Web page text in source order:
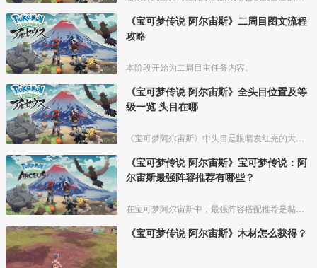
《宝可梦传说 阿尔宙斯》二周目图文流程
攻略
本阶段开始为二周目主任务内容。
《宝可梦传说 阿尔宙斯》全头目位置及等
级一览 头目在哪
《宝可梦传说 阿尔宙斯》宝可梦传说：阿
尔宙斯最强阵容推荐有哪些？
《宝可梦传说 阿尔宙斯》木材怎么获得？